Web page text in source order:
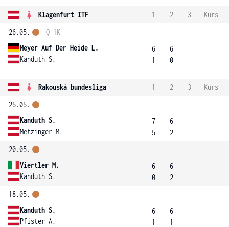
Klagenfurt ITF 1 2 3
Kurs
26.05.
Meyer Auf Der Heide L.
Kanduth S.
Q-1K
6
1
6
0
Rakouská bundesliga 1 2 3
Kurs
25.05.
Kanduth S.
Metzinger M.
7
5
6
2
20.05.
Viertler M.
Kanduth S.
6
0
6
2
18.05.
Kanduth S.
Pfister A.
6
1
6
1